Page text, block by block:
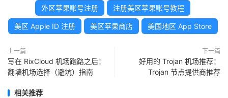
外区苹果账号注册 注册美区苹果账号教程
美区 Apple ID 注册 美区苹果商店 美国地区 App Store
上一篇
写在 RixCloud 机场跑路之后：
翻墙机场选择（避坑）指南
下一篇
好用的 Trojan 机场推荐：
Trojan 节点提供商推荐
相关推荐